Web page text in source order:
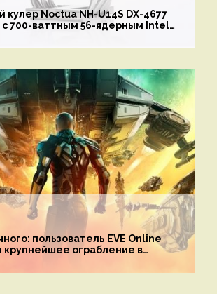
кулер Noctua NH-U14S DX-4677
с 700-ваттным 56-ядерным Intel
пользователь EVE Online
крупнейшее ограбление в